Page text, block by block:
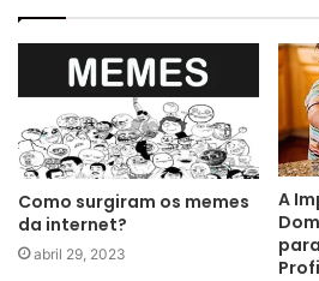
Como surgiram os memes
da internet?
abril 29, 2023
A